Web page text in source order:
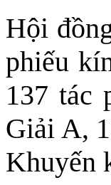
Hội
phiếu
137 tác
Giải A,
Khuyến